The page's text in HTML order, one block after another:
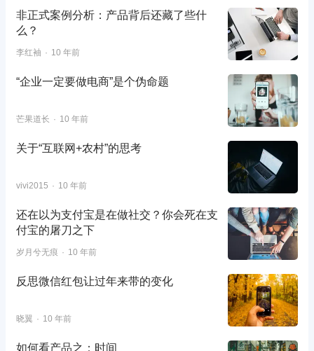
非正式案例分析：产品背后还藏了些什
么？
李红袖 10 年前
“企业一定要做电商”是个伪命题
芒果道长 10 年前
关于“互联网+农村”的思考
vivi2015 10 年前
还在以为支付宝是在做社交？你会死在支
付宝的屠刀之下
岁月兮无痕 10 年前
反思微信红包让过年来带的变化
晓翼 10 年前
如何看产品之：时间